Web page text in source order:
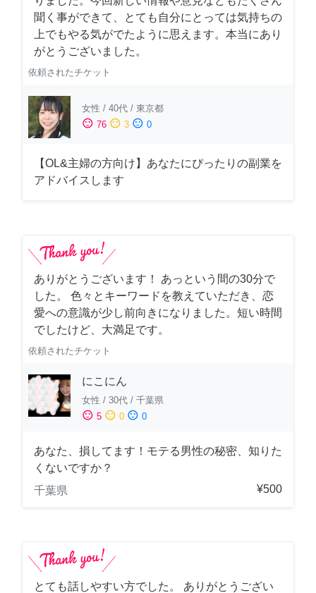
聞く事ができて、とても自分にとっては気持ちの
上でもやる気がでたように思えます。本当にあり
がとうございました。
依頼されたチケット
女性 / 40代 / 東京都
sentiment_satisfied 76 sentiment_neutral 3 sentiment_dissatisfied 0
【OL&主婦の方向け】あなたにぴったりの副業を
アドバイスします
ありがとうございます！ あっという間の30分で
した。 色々とキーワードを教えていただき、恋
愛への意識が少し前向きになりました。短い時間
でしたけど、大満足です。
依頼されたチケット
にこにん
女性 / 30代 / 千葉県
sentiment_satisfied 5 sentiment_neutral 0 sentiment_dissatisfied 0
あなた、損してます！モテる男性の秘密、知りた
くないですか？
千葉県
¥500
とても話しやすい方でした。 ありがとうござい